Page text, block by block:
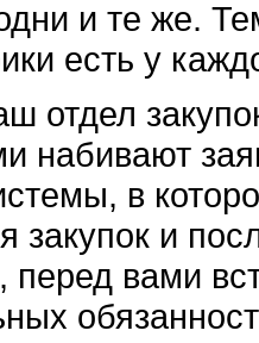
и те же.
есть у
отдел
набивают
в
закупок и
перед вами